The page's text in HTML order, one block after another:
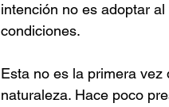
intención no es adoptar
condiciones.
Esta no es la primera
naturaleza. Hace poco